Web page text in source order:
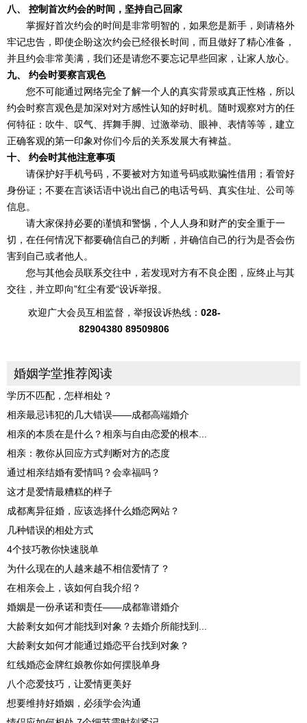
八、 控制首次约会的时间，坚持自己回家
掌握好首次约会的时间是非常明智的，如果您是新手，则请格外
牢记忠告，即使企盼这次约会已经很长时间，而且做好了精心准备，
并且约会非常美满，我们还是请您不要忘记早些回家，让家人放心。
九、 约会时要察言观色
您不可能通过网络完全了解一个人的真实背景或真正性格，所以
约会时察言观色是加深对对方感性认知的好时机。随时观察对方的任
何特征：吹牛、叹气、挥舞手脚、过激举动、眼神、表情等等，建立
正确客观的第一印象对你们今后的关系发展大有裨益。
十、 约会时其他注意事项
请保护好手机号码，不要被对方知道号码或欺骗性借用；看管好
身份证；不要在言谈话语中说出自己的电话号码、真实住址、公司等
信息。
请大家保持必要的谨慎和警惕，个人人身和财产的安全重于一
切，在任何情况下都要确信自己的判断，并确信自己的行为是否会伤
害到自己或者他人。
您与其他会员联系交往中，若发现对方有不良企图，应终止与其
交往，并立即向”红尘有爱“设诉举报。
欢迎广大会员互相监督，举报设诉热线： 028-
82904380 89509806
婚姻学堂推荐阅读
学历不匹配，怎样相处？
相亲最忌讳犯的几大错误——成都高端婚介
相亲的本质在是什么？相亲与自由恋爱的根本...
相亲：教你从回应方式判断对方的态度
通过相亲结婚有爱情吗？会幸福吗？
这才是爱情最糟糕的样子
成都离异征婚，应该选择什么婚恋网站？
几种错误的相处方式
4个技巧教你快速脱单
为什么现在的人越来越不相信爱情了？
在相亲会上，该如何自我介绍？
婚姻是一份承诺和责任——成都靠谱婚介
大龄剩女如何才能找到对象？去婚介所能找到...
大龄剩女如何才能通过婚恋平台找到对象？
红线婚恋金牌红娘教你如何摆脱单身
八个恋爱技巧，让爱情更美好
想要维持好婚姻，必须学会沟通